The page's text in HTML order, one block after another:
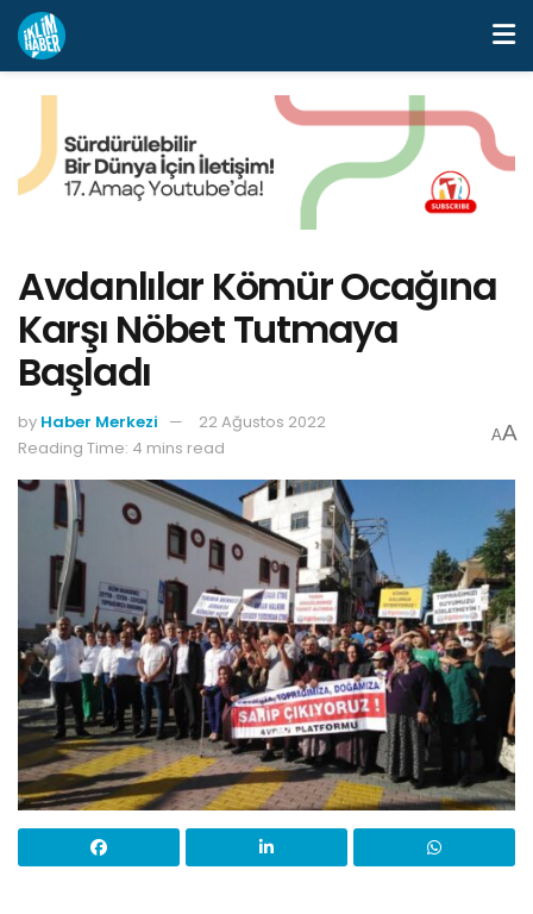
Avdanlılar Kömür Ocağına
Karşı Nöbet Tutmaya
Başladı
by Haber Merkezi
22 Ağustos 2022
Reading Time: 4 mins read
AA